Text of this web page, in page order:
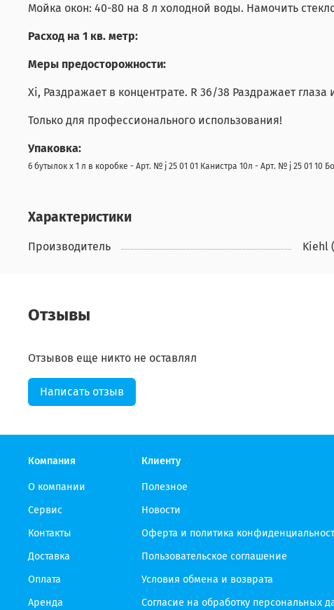
Мойка окон: 40-80 на 8 л холодной воды. Намочить
Расход на 1 кв. метр:
Меры предосторожности:
Xi, Раздражает в концентрате. R 36/38 Раздражает
Только для профессионального использования!
Упаковка:
6 бутылок х 1 л в коробке - Арт. № j 25 01 01 Канистра 10л - Арт. № j 25 01 10
Характеристики
Производитель Kiehl
Отзывы
Отзывов еще никто не оставлял
Написать отзыв
Компания
О компании
Сервис
Контакты
Доставка
Оплата
Аренда
Клиенту
Полезное
Новости
Оферта и политика
Пользовательское соглашение
Условия обмена и возврата
Согласие на обработку персональных